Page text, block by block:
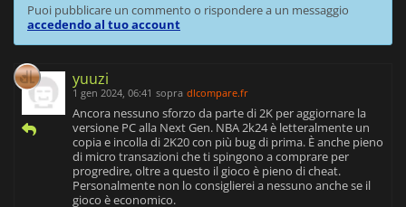
Puoi pubblicare un commento o rispondere a un messaggio
accedendo al tuo account
yuuzi
1 gen 2024, 06:41 sopra dlcompare.fr
Ancora nessuno sforzo da parte di 2K per aggiornare la
versione PC alla Next Gen. NBA 2k24 è letteralmente un
copia e incolla di 2K20 con più bug di prima. È anche pieno
di micro transazioni che ti spingono a comprare per
progredire, oltre a questo il gioco è pieno di cheat.
Personalmente non lo consiglierei a nessuno anche se il
gioco è economico.